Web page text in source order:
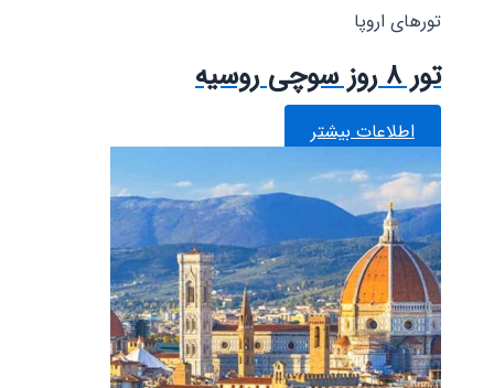
تورهای اروپا
تور ۸ روز سوچی روسیه
اطلاعات بیشتر